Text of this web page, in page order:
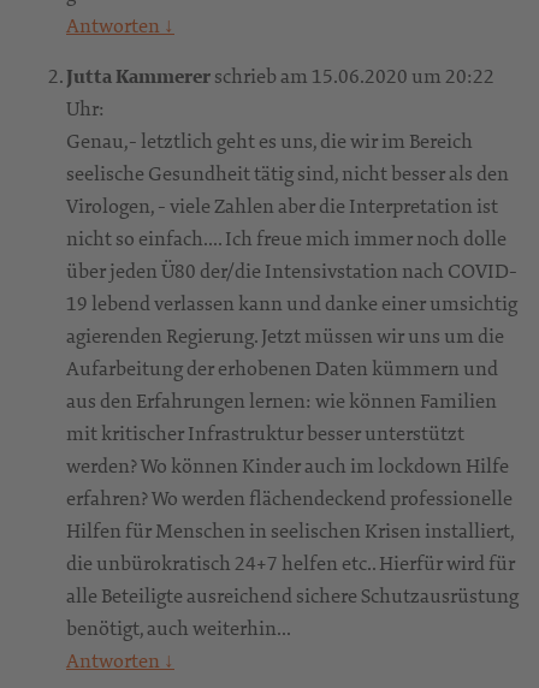
Antworten ↓
Jutta Kammererschrieb am 15.06.2020 um 20:22
Uhr:
Genau,- letztlich geht es uns, die wir im Bereich
seelische Gesundheit tätig sind, nicht besser als den
Virologen, - viele Zahlen aber die Interpretation ist
nicht so einfach.... Ich freue mich immer noch dolle
über jeden Ü80 der/die Intensivstation nach COVID-
19 lebend verlassen kann und danke einer umsichtig
agierenden Regierung. Jetzt müssen wir uns um die
Aufarbeitung der erhobenen Daten kümmern und
aus den Erfahrungen lernen: wie können Familien
mit kritischer Infrastruktur besser unterstützt
werden? Wo können Kinder auch im lockdown Hilfe
erfahren? Wo werden flächendeckend professionelle
Hilfen für Menschen in seelischen Krisen installiert,
die unbürokratisch 24+7 helfen etc.. Hierfür wird für
alle Beteiligte ausreichend sichere Schutzausrüstung
benötigt, auch weiterhin...
Antworten ↓